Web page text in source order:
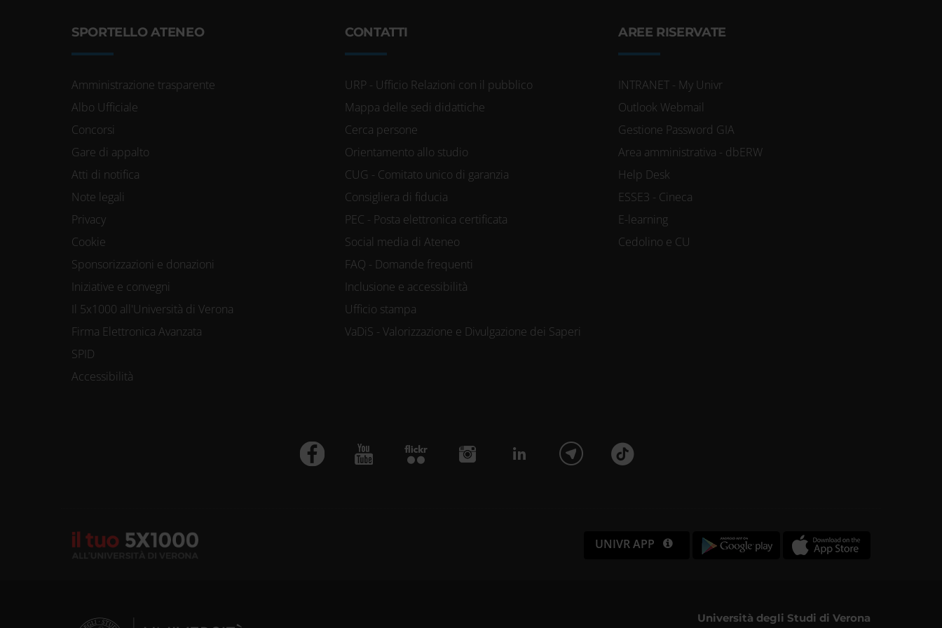
SPORTELLO ATENEO
Amministrazione trasparente
Albo Ufficiale
Concorsi
Gare di appalto
Atti di notifica
Note legali
Privacy
Cookie
Sponsorizzazioni e donazioni
Iniziative e convegni
Il 5x1000 all'Università di Verona
Firma Elettronica Avanzata
SPID
Accessibilità
CONTATTI
URP - Ufficio Relazioni con il pubblico
Mappa delle sedi didattiche
Cerca persone
Orientamento allo studio
CUG - Comitato unico di garanzia
Consigliera di fiducia
PEC - Posta elettronica certificata
Social media di Ateneo
FAQ - Domande frequenti
Inclusione e accessibilità
Ufficio stampa
VaDiS - Valorizzazione e Divulgazione dei Saperi
AREE RISERVATE
INTRANET - My Univr
Outlook Webmail
Gestione Password GIA
Area amministrativa - dbERW
Help Desk
ESSE3 - Cineca
E-learning
Cedolino e CU
UNIVR APP
Università degli Studi di Verona